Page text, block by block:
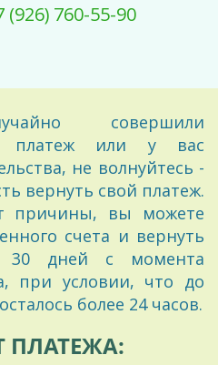
(926) 760-55-90
совершили
платеж или у вас
не волнуйтесь -
вернуть свой платеж.
причины, вы можете
счета и вернуть
30 дней с момента
при условии, что до
более 24 часов.
ПЛАТЕЖА: